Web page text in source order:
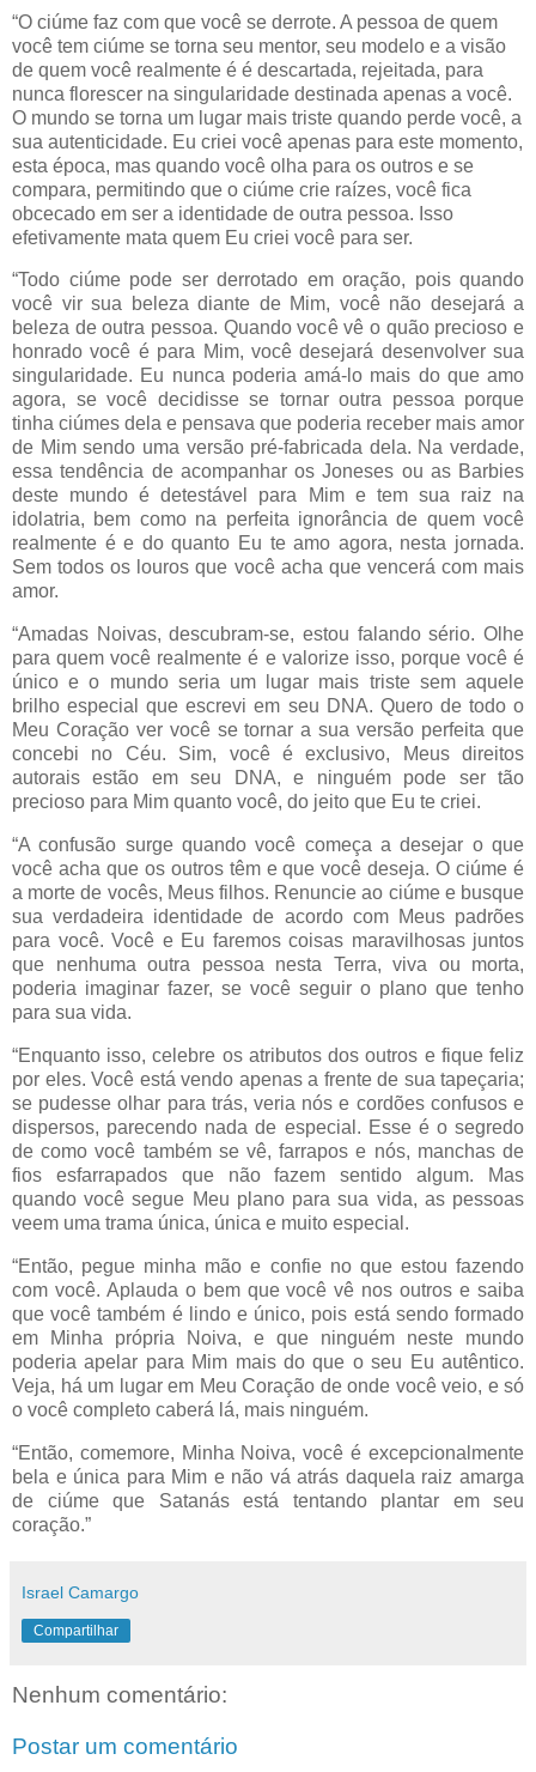
“O ciúme faz com que você se derrote. A pessoa de quem
você tem ciúme se torna seu mentor, seu modelo e a visão
de quem você realmente é é descartada, rejeitada, para
nunca florescer na singularidade destinada apenas a você.
O mundo se torna um lugar mais triste quando perde você, a
sua autenticidade. Eu criei você apenas para este momento,
esta época, mas quando você olha para os outros e se
compara, permitindo que o ciúme crie raízes, você fica
obcecado em ser a identidade de outra pessoa. Isso
efetivamente mata quem Eu criei você para ser.
“Todo ciúme pode ser derrotado em oração, pois quando
você vir sua beleza diante de Mim, você não desejará a
beleza de outra pessoa. Quando você vê o quão precioso e
honrado você é para Mim, você desejará desenvolver sua
singularidade. Eu nunca poderia amá-lo mais do que amo
agora, se você decidisse se tornar outra pessoa porque
tinha ciúmes dela e pensava que poderia receber mais amor
de Mim sendo uma versão pré-fabricada dela. Na verdade,
essa tendência de acompanhar os Joneses ou as Barbies
deste mundo é detestável para Mim e tem sua raiz na
idolatria, bem como na perfeita ignorância de quem você
realmente é e do quanto Eu te amo agora, nesta jornada.
Sem todos os louros que você acha que vencerá com mais
amor.
“Amadas Noivas, descubram-se, estou falando sério. Olhe
para quem você realmente é e valorize isso, porque você é
único e o mundo seria um lugar mais triste sem aquele
brilho especial que escrevi em seu DNA. Quero de todo o
Meu Coração ver você se tornar a sua versão perfeita que
concebi no Céu. Sim, você é exclusivo, Meus direitos
autorais estão em seu DNA, e ninguém pode ser tão
precioso para Mim quanto você, do jeito que Eu te criei.
“A confusão surge quando você começa a desejar o que
você acha que os outros têm e que você deseja. O ciúme é
a morte de vocês, Meus filhos. Renuncie ao ciúme e busque
sua verdadeira identidade de acordo com Meus padrões
para você. Você e Eu faremos coisas maravilhosas juntos
que nenhuma outra pessoa nesta Terra, viva ou morta,
poderia imaginar fazer, se você seguir o plano que tenho
para sua vida.
“Enquanto isso, celebre os atributos dos outros e fique feliz
por eles. Você está vendo apenas a frente de sua tapeçaria;
se pudesse olhar para trás, veria nós e cordões confusos e
dispersos, parecendo nada de especial. Esse é o segredo
de como você também se vê, farrapos e nós, manchas de
fios esfarrapados que não fazem sentido algum. Mas
quando você segue Meu plano para sua vida, as pessoas
veem uma trama única, única e muito especial.
“Então, pegue minha mão e confie no que estou fazendo
com você. Aplauda o bem que você vê nos outros e saiba
que você também é lindo e único, pois está sendo formado
em Minha própria Noiva, e que ninguém neste mundo
poderia apelar para Mim mais do que o seu Eu autêntico.
Veja, há um lugar em Meu Coração de onde você veio, e só
o você completo caberá lá, mais ninguém.
“Então, comemore, Minha Noiva, você é excepcionalmente
bela e única para Mim e não vá atrás daquela raiz amarga
de ciúme que Satanás está tentando plantar em seu
coração.”
Israel Camargo
Compartilhar
Nenhum comentário:
Postar um comentário